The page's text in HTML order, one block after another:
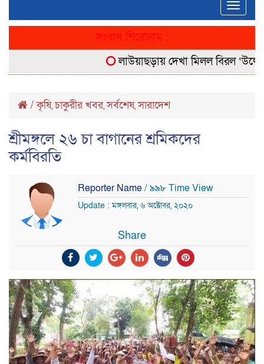
Toggle
সংবাদ শিরোনাম :
লাউয়াছড়ায় দেখা মিলল বিরল
/কৃষি,চাকুরীর খবর,সর্বশেষ,সারাদেশ
শ্রীমঙ্গলে ২৬ চা বাগানের শ্রমিকদের
কর্মবিরতি
Reporter Name/ ৯৯৮ Time View
Update : মঙ্গলবার, ৬ অক্টোবর, ২০২০
Share